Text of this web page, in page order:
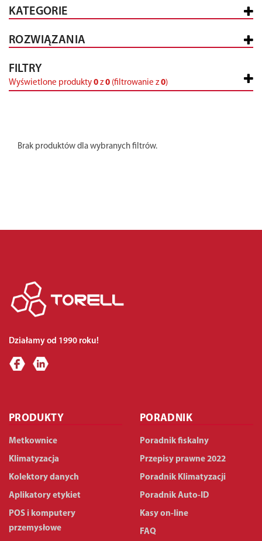
KATEGORIE
ROZWIĄZANIA
FILTRY
Wyświetlone produkty 0 z0 (filtrowanie z0)
Brak produktów dla wybranych filtrów.
Działamy od 1990 roku!
PRODUKTY
Metkownice
Klimatyzacja
Kolektory danych
Aplikatory etykiet
POS i komputery
przemysłowe
PORADNIK
Poradnik fiskalny
Przepisy prawne 2022
Poradnik Klimatyzacji
Poradnik Auto-ID
Kasy on-line
FAQ